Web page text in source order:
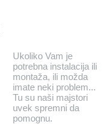
Ukoliko Vam je
potrebna instalacija ili
montaža, ili možda
imate neki problem...
Tu su naši majstori
uvek spremni da
pomognu.